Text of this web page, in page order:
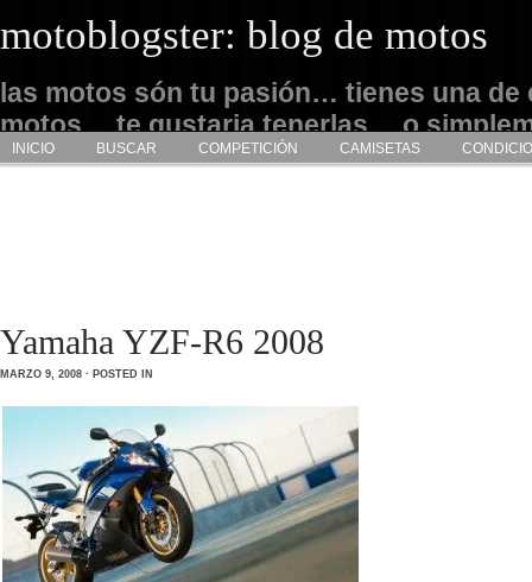
motoblogster: blog de motos
las motos són tu pasión… tienes una de
motos… te gustaria tenerlas… o
admirarlas… este es tu sitio
INICIO BUSCAR COMPETICIÓN CAMISETAS
Yamaha YZF-R6 2008
MARZO 9, 2008 · POSTED IN